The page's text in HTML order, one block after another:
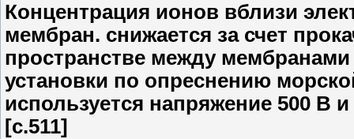
Концентрация ионов вблизи
мембран. снижается за счет
пространстве между
установки по опреснению
используется напряжение 500
[c.511]